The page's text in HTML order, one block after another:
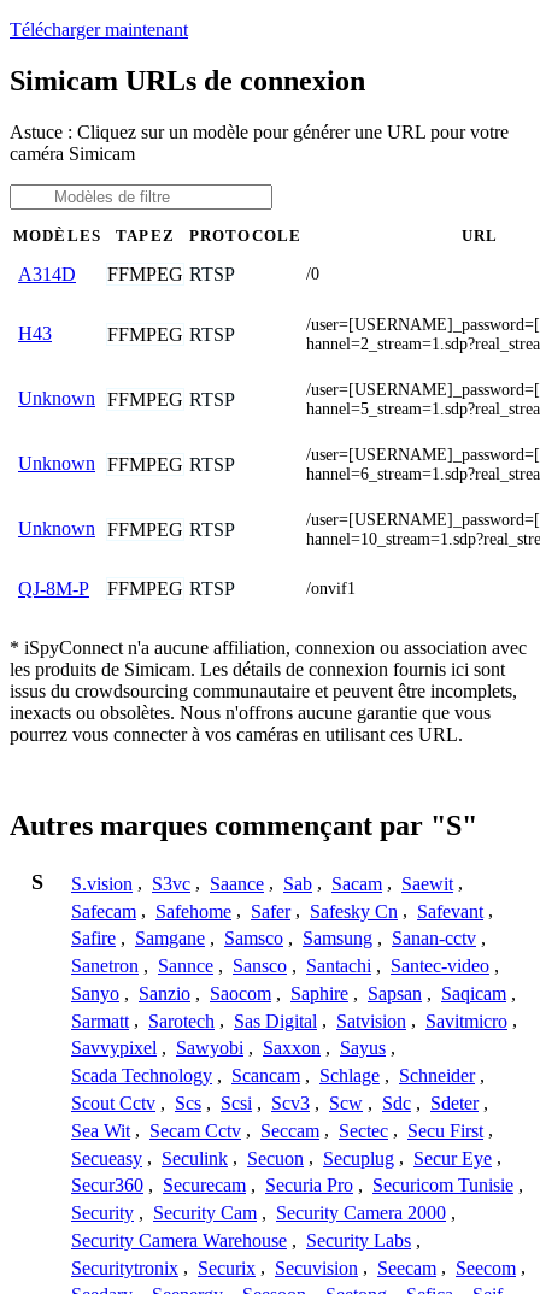
Télécharger maintenant
Simicam URLs de connexion
Astuce : Cliquez sur un modèle pour générer une URL pour votre
caméra Simicam
MODÈLES TAPEZ PROTOCOLE URL
A314D FFMPEG RTSP /0
H43 FFMPEG RTSP
/
Unknown FFMPEG RTSP
/
Unknown FFMPEG RTSP
/
Unknown FFMPEG RTSP
/
QJ-8M-P FFMPEG RTSP /onvif1
* iSpyConnect n'a aucune affiliation, connexion ou association avec
les produits de Simicam. Les détails de connexion fournis ici sont
issus du crowdsourcing communautaire et peuvent être incomplets,
inexacts ou obsolètes. Nous n'offrons aucune garantie que vous
pourrez vous connecter à vos caméras en utilisant ces URL.
Autres marques commençant par "S"
S S.vision , S3vc , Saance , Sab , Sacam , Saewit ,
Safecam , Safehome , Safer , Safesky Cn , Safevant ,
Safire , Samgane , Samsco , Samsung , Sanan-cctv ,
Sanetron , Sannce , Sansco , Santachi , Santec-video ,
Sanyo , Sanzio , Saocom , Saphire , Sapsan , Saqicam ,
Sarmatt , Sarotech , Sas Digital , Satvision , Savitmicro ,
Savvypixel , Sawyobi , Saxxon , Sayus ,
Scada Technology , Scancam , Schlage , Schneider ,
Scout Cctv , Scs , Scsi , Scv3 , Scw , Sdc , Sdeter ,
Sea Wit , Secam Cctv , Seccam , Sectec , Secu First ,
Secueasy , Seculink , Secuon , Secuplug , Secur Eye ,
Secur360 , Securecam , Securia Pro , Securicom Tunisie ,
Security , Security Cam , Security Camera 2000 ,
Security Camera Warehouse , Security Labs ,
Securitytronix , Securix , Secuvision , Seecam , Seecom ,